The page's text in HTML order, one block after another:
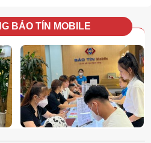
BẢO TÍN MOBILE